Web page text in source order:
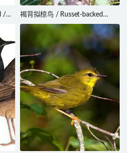
/
褐背拟椋鸟 / Russet-backed
Oropendola / Psarocolius
angustifrons